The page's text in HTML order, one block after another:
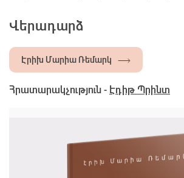
Վերադարձ
Էրիխ Մարիա Ռեմարկ
Հրատարակչություն - Էդիթ Պրինտ